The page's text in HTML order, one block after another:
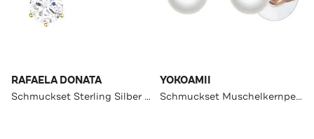
RAFAELA DONATA
Schmuckset Sterling Silber OneColor
YOKOAMII
Schmuckset Muschelkernperle OneColor